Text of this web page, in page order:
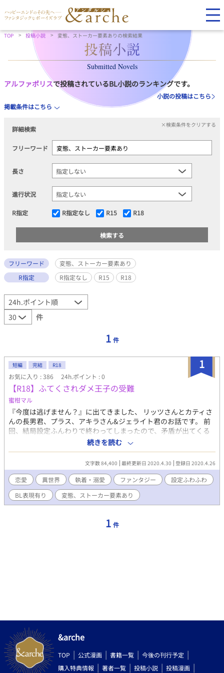
TOP 投稿小説 変態、ストーカー要素ありの検索結果
Submitted Novels
アルファポリスで投稿されているBL小説のランキングです。
小説の投稿はこちら
掲載条件はこちら
詳細検索
×検索条件をクリアする
フリーワード
長さ
進行状況
R指定 R指定なし R15 R18
フリーワード
変態、ストーカー要素あり
R指定
R指定なし R15 R18
件
1 件
1
短編 完結 R18
お気に入り : 386 24h.ポイント : 0
【R18】ふてくされダメ王子の受難
蜜柑マル
『今度は逃げません？』に出てきました、 リッツさんとカティさ
んの長男君、プラス、アキラさん&ジェライト君のお話です。 前
回、結局設定ふんわりで終わってしまったので、矛盾が出てくる
かもしれません。 今回は、人物紹介をしておきます。 設定とか
も。 後出しじゃんけんですみません。 相変わらずネーミングセン
スは絶対零度です。 今回は、R18要素に☆マークつけません。ポ
ロポロ入ってくるため…タグ付けてます。苦手な方はご注意くだ
さい。
続きを読む
文字数 84,400 最終更新日 2020.4.30 登録日 2020.4.26
恋愛 異世界 執着・溺愛 ファンタジー
設定ふわふわ
BL表現有り
変態、ストーカー要素あり
1 件
&arche
TOP 公式漫画 書籍一覧
今後の刊行予定
購入特典情報
著者一覧 投稿小説 投稿漫画